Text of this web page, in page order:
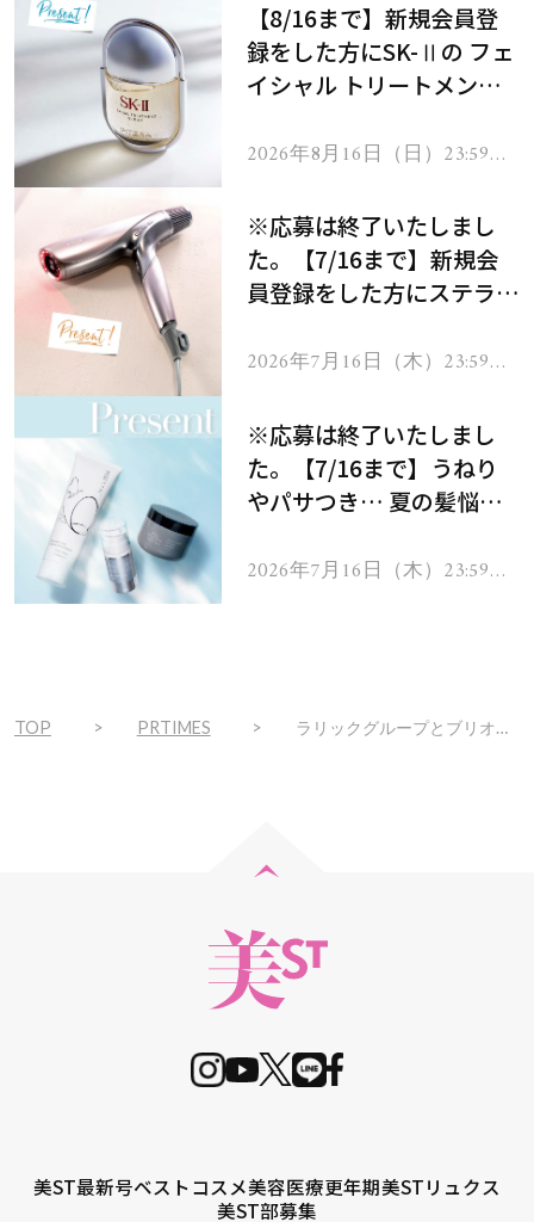
【8/16まで】新規会員登
録をした方にSK-Ⅱの フェ
イシャル トリートメント
2026年8月16日（日）23:59ま
※応募は終了いたしまし
た。【7/16まで】新規会
員登録をした方にステラボ
ヘアドライヤー ジュエル
2026年7月16日（木）23:59ま
※応募は終了いたしまし
た。【7/16まで】うねり
やパサつき… 夏の髪悩み
ムを13名様にプレゼン
2026年7月16日（木）23:59ま
TOP PRTIMES ラリックグループとブリオーニがフレグランスワードローブの第四作目を発表
美ST最新号ベストコスメ美容医療更年期美STリュクス
美ST部募集